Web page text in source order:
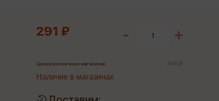
291 ₽
Цена в розничных магазинах: 306 ₽
Наличие в магазинах